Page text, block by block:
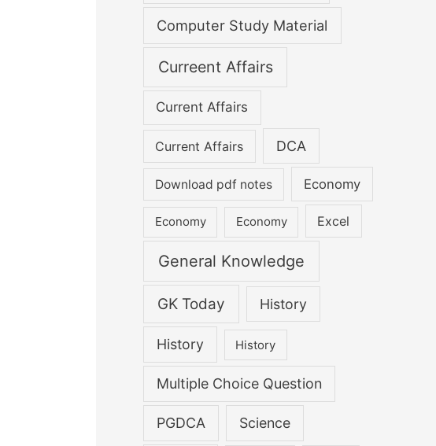
Computer Study Material
Curreent Affairs
Current Affairs
Current Affairs DCA
Download pdf notes Economy
Economy Economy Excel
General Knowledge
GK Today History
History History
Multiple Choice Question
PGDCA Science